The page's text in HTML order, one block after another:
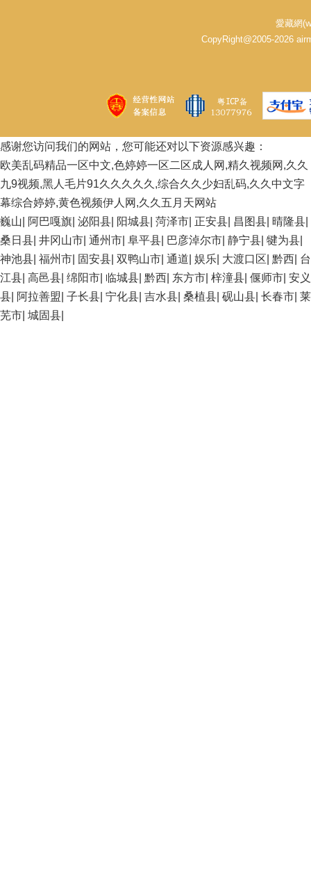
愛藏網
CopyRight@2005-2026
感谢您访问我们的网站，您可能还对以下资源感兴趣：
欧美乱码精品一区中文,色婷婷一区二区成人网,精久视频网,久久
九9视频,黑人毛片91久久久久久,综合久久少妇乱码,久久中文字
幕综合婷婷,黄色视频伊人网,久久五月天网站
巍山
阿巴嘎旗 泌阳县 阳城县 菏泽市 正安县 昌图县 晴隆县
桑日县 井冈山市 通州市 阜平县 巴彦淖尔市 静宁县 犍为县
神池县 福州市 固安县 双鸭山市 通道 娱乐 大渡口区 黔西 台
江县 高邑县 绵阳市 临城县 黔西 东方市 梓潼县 偃师市 安义
县 阿拉善盟 子长县 宁化县 吉水县 桑植县 砚山县 长春市 莱
芜市 城固县